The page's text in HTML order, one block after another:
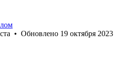
• Обновлено 19 октября 2023